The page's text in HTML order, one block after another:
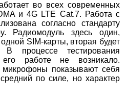
во всех современных
и 4G LTE Cat.7. Работа с
согласно стандарту
Радиомодуль здесь один,
SIM-карты, вторая будет
В процессе тестирования
работе не возникало.
показывают себя
по силе, но характер